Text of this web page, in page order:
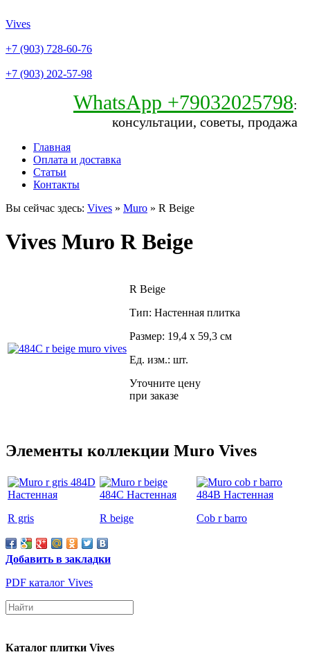
Vives
+7 (903) 728-60-76
+7 (903) 202-57-98
WhatsApp +79032025798:
консультации, советы, продажа
Главная
Оплата и доставка
Статьи
Контакты
Вы сейчас здесь: Vives » Muro » R Beige
Vives Muro R Beige
R Beige
Тип: Настенная плитка
Размер: 19,4 x 59,3 см
Ед. изм.: шт.
Уточните цену
при заказе
Элементы коллекции Muro Vives
R gris R beige Cob r barro
Добавить в закладки
PDF каталог Vives
Каталог плитки Vives